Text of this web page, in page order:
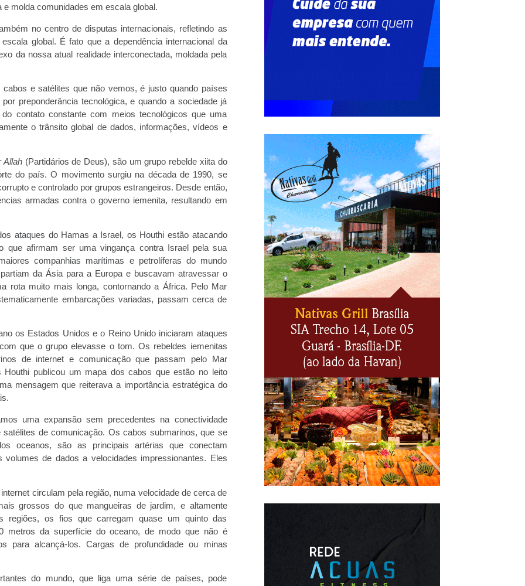
molda comunidades em escala global.
no centro de disputas internacionais, refletindo as
global. É fato que a dependência internacional da
da nossa atual realidade interconectada, moldada pela
e satélites que não vemos, é justo quando países
preponderância tecnológica, e quando a sociedade já
contato constante com meios tecnológicos que uma
o trânsito global de dados, informações, vídeos e
Allah(Partidários de Deus), são um grupo rebelde xiita do
do país. O movimento surgiu na década de 1990, se
e controlado por grupos estrangeiros. Desde então,
armadas contra o governo iemenita, resultando em
ataques do Hamas a Israel, os Houthi estão atacando
que afirmam ser uma vingança contra Israel pela sua
companhias marítimas e petrolíferas do mundo
da Ásia para a Europa e buscavam atravessar o
rota muito mais longa, contornando a África. Pelo Mar
embarcações variadas, passam cerca de
os Estados Unidos e o Reino Unido iniciaram ataques
que o grupo elevasse o tom. Os rebeldes iemenitas
de internet e comunicação que passam pelo Mar
Houthi publicou um mapa dos cabos que estão no leito
mensagem que reiterava a importância estratégica do
uma expansão sem precedentes na conectividade
de comunicação. Os cabos submarinos, que se
oceanos, são as principais artérias que conectam
de dados a velocidades impressionantes. Eles
circulam pela região, numa velocidade de cerca de
grossos do que mangueiras de jardim, e altamente
regiões, os fios que carregam quase um quinto das
metros da superfície do oceano, de modo que não é
para alcançá-los. Cargas de profundidade ou minas
do mundo, que liga uma série de países, pode